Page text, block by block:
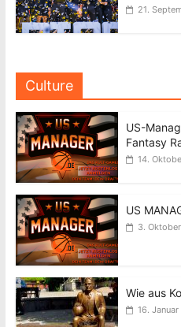
21.
Culture
US-
Fantasy
14.
US
3.
Wie aus
16.